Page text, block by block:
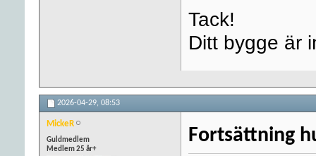
Tack!
Ditt bygge är
2026-04-29, 08:53
MickeR
Guldmedlem
Medlem 25 år+
Fortsättning